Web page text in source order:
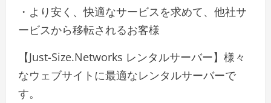
・より安く、快適なサービスを求めて、他社サ
ービスから移転されるお客様
【Just-Size.Networks レンタルサーバー】様々
なウェブサイトに最適なレンタルサーバーで
す。